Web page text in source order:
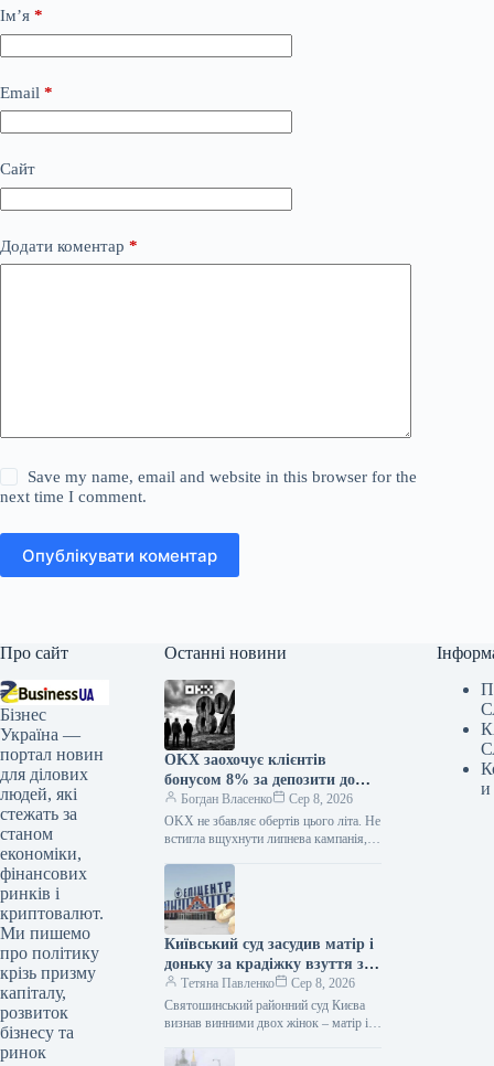
Ім’я *
Email *
Сайт
Додати коментар *
Save my name, email and website in this browser for the
next time I comment.
Опублікувати коментар
Про сайт
Бізнес
Україна —
портал новин
для ділових
людей, які
стежать за
станом
економіки,
фінансових
ринків і
криптовалют.
Ми пишемо
про політику
крізь призму
капіталу,
розвиток
бізнесу та
ринок
Останні новини
OKX заохочує клієнтів
бонусом 8% за депозити до
5000 євро
Богдан Власенко
Сер 8, 2026
OKX не збавляє обертів цього літа. Не
встигла вщухнути липнева кампанія,
Київський суд засудив матір і
доньку за крадіжку взуття з
“Епіцентру”
Тетяна Павленко
Сер 8, 2026
Святошинський районний суд Києва
визнав винними двох жінок – матір і
гіпермаркету “Епіцентр”…
и